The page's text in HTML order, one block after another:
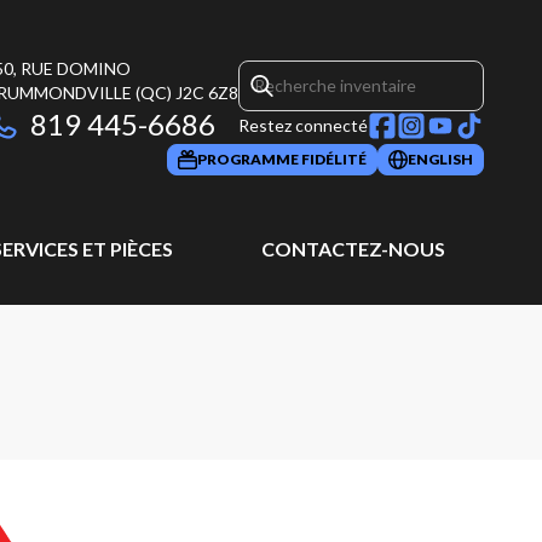
RUE DOMINO
(QC) J2C 6Z8
819 445-6686 Restez connecté
PROGRAMME FIDÉLITÉ ENGLISH
ET PIÈCES CONTACTEZ-NOUS